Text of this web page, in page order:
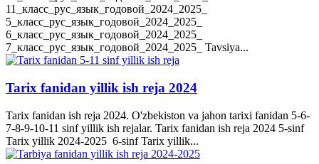
11_класс_рус_язык_годовой_2024_2025_
5_класс_рус_язык_годовой_2024_2025_
6_класс_рус_язык_годовой_2024_2025_
7_класс_рус_язык_годовой_2024_2025_ Tavsiya...
Tarix fanidan yillik ish reja 2024
Tarix fanidan ish reja 2024. O'zbekiston va jahon tarixi fanidan 5-6-
7-8-9-10-11 sinf yillik ish rejalar. Tarix fanidan ish reja 2024 5-sinf
Tarix yillik 2024-2025 6-sinf Tarix yillik...